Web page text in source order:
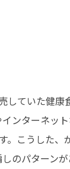
していた健康
ンターネッ
。こうした、
のパターン